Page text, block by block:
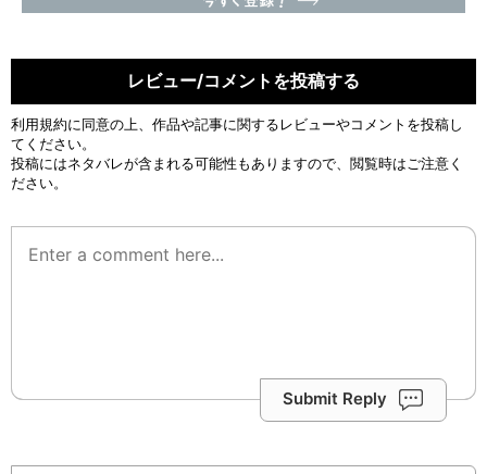
レビュー/コメントを投稿する
利用規約に同意の上、作品や記事に関するレビューやコメントを投稿し
てください。
投稿にはネタバレが含まれる可能性もありますので、閲覧時はご注意く
ださい。
Submit Reply